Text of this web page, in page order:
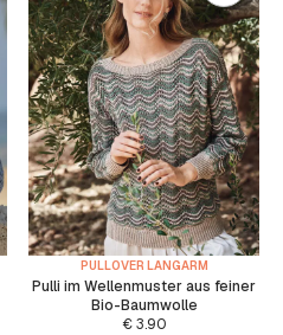
PULLOVER LANGARM
Pulli im Wellenmuster aus feiner
Bio-Baumwolle
€3.90